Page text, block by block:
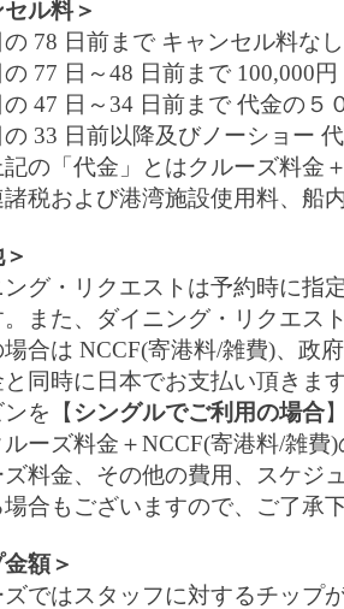
ル料＞
の 78 日前まで キャンセル料なし
の 77 日～48 日前まで 100,000
の 47 日～34 日前まで 代金の５
の 33 日前以降及びノーショー
記の「代金」とはクルーズ料金
税および港湾施設使用料、船
ング・リクエストは予約時に
。また、ダイニング・リクエス
場合は NCCF(寄港料/雑費)、政
同時に日本でお支払い頂きま
ンを【 シングルでご利用の場合
ーズ料金＋NCCF(寄港料/雑費
ズ料金、その他の費用、スケ
合もございますので、ご了承
額＞
ズではスタッフに対するチッ